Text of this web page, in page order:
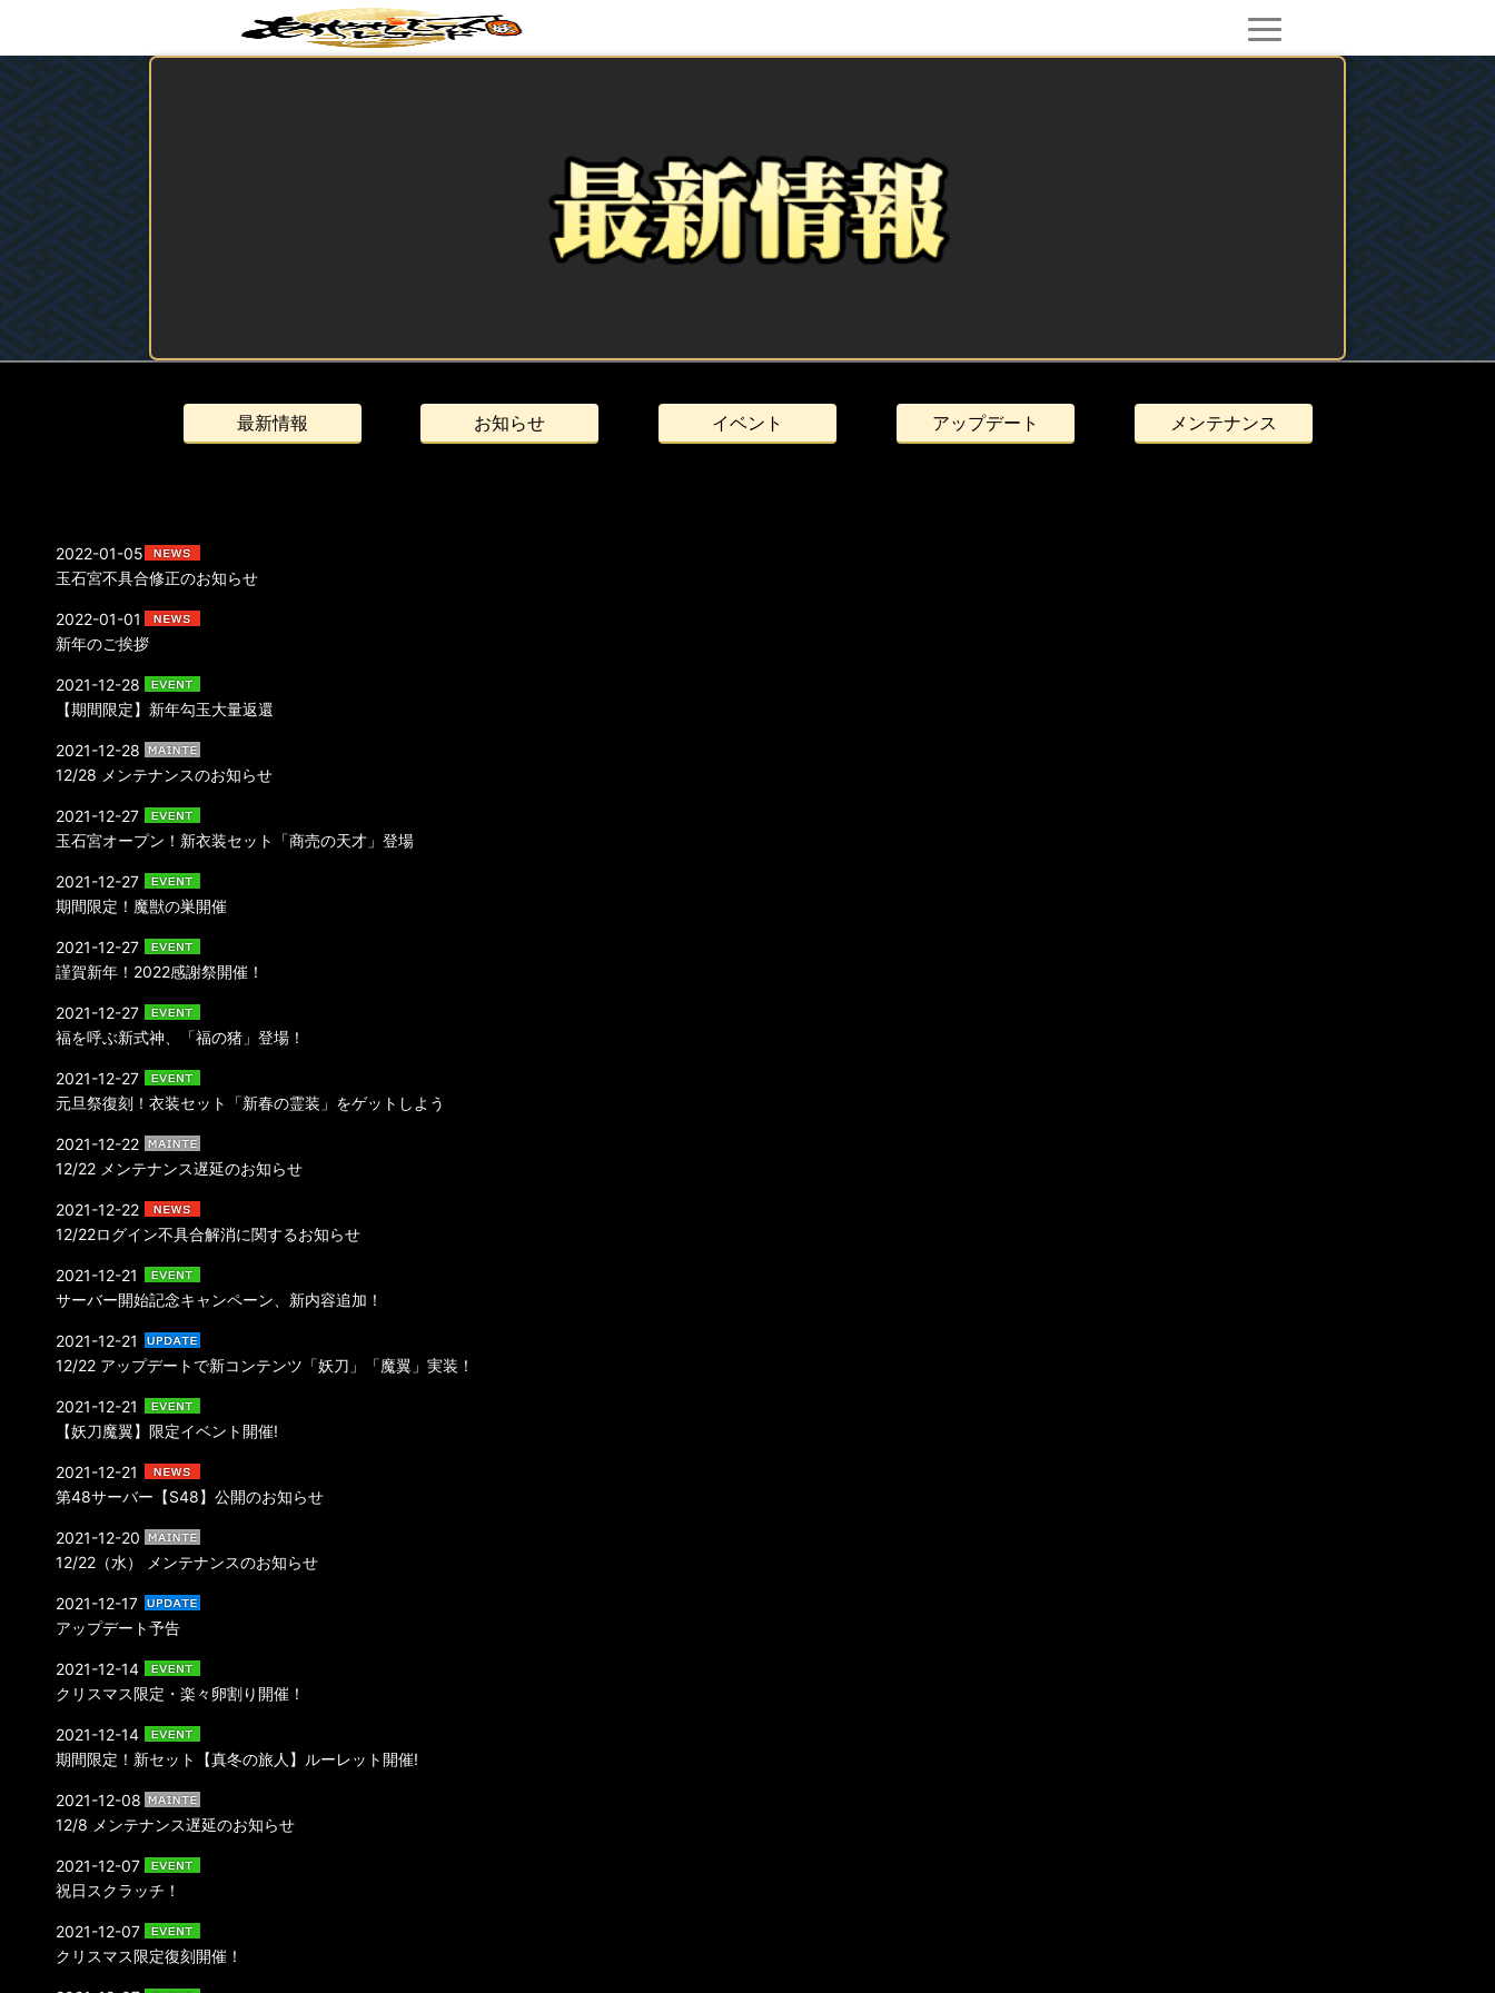
最新情報 お知らせ イベント アップデート メンテナンス
玉石宮不具合修正のお知らせ
2022-01-05
新年のご挨拶
2022-01-01
【期間限定】新年勾玉大量返還
2021-12-28
12/28 メンテナンスのお知らせ
2021-12-28
玉石宮オープン！新衣装セット「商売の天才」登場
2021-12-27
期間限定！魔獣の巣開催
2021-12-27
謹賀新年！2022感謝祭開催！
2021-12-27
福を呼ぶ新式神、「福の猪」登場！
2021-12-27
元旦祭復刻！衣装セット「新春の霊装」をゲットしよう
2021-12-27
12/22 メンテナンス遅延のお知らせ
2021-12-22
12/22ログイン不具合解消に関するお知らせ
2021-12-22
サーバー開始記念キャンペーン、新内容追加！
2021-12-21
12/22 アップデートで新コンテンツ「妖刀」「魔翼」実装！
2021-12-21
【妖刀魔翼】限定イベント開催!
2021-12-21
第48サーバー【S48】公開のお知らせ
2021-12-21
12/22（水） メンテナンスのお知らせ
2021-12-20
アップデート予告
2021-12-17
クリスマス限定・楽々卵割り開催！
2021-12-14
期間限定！新セット【真冬の旅人】ルーレット開催!
2021-12-14
12/8 メンテナンス遅延のお知らせ
2021-12-08
祝日スクラッチ！
2021-12-07
クリスマス限定復刻開催！
2021-12-07